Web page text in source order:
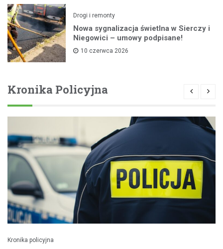
Drogi i remonty
Nowa sygnalizacja świetlna w Sierczy i
Niegowici – umowy podpisane!
10 czerwca 2026
Kronika Policyjna
Kronika policyjna